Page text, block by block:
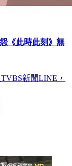
《此時此刻》無
新聞LINE，